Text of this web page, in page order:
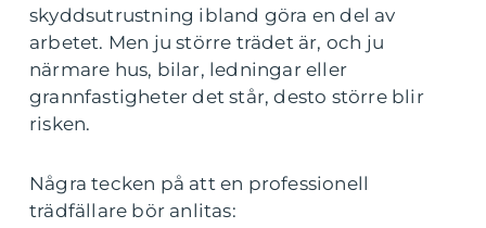
skyddsutrustning ibland göra en del av
arbetet. Men ju större trädet är, och ju
närmare hus, bilar, ledningar eller
grannfastigheter det står, desto större blir
risken.
Några tecken på att en professionell
trädfällare bör anlitas: